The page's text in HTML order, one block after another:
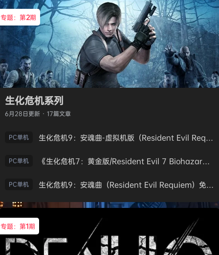
专题：第2期
生化危机系列
6月28日更新 · 17篇文章
PC单机 生化危机9：安魂曲-虚拟机版（Resident Evil Requiem HYPERVISOR）免安装中文版
PC单机 《生化危机7：黄金版/Resident Evil 7 Biohazard》免安装中文版
PC单机 生化危机9：安魂曲（Resident Evil Requiem）免安装中文版
专题：第1期